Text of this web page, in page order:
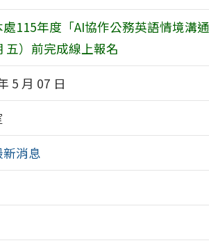
115年度「AI協作公務英語情境溝
五）前完成線上報名
5 月 07 日
消息